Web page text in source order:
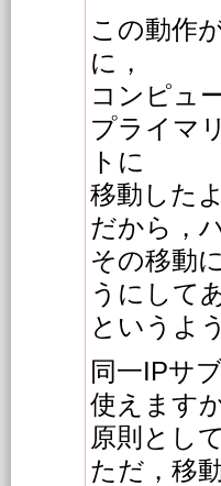
この動作
に，
コンピュ
プライマ
トに
移動した
だから，
その移動
うにして
というよ
同一IPサ
使えます
原則とし
ただ，移